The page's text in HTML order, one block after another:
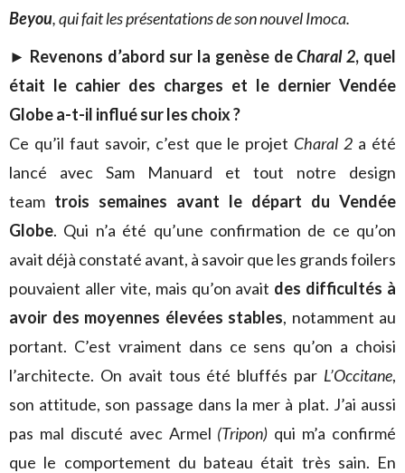
Beyou, qui fait les présentations de son nouvel Imoca.
► Revenons d’abord sur la genèse deCharal 2, quel
était le cahier des charges et le dernier Vendée
Globe a-t-il influé sur les choix ?
Ce qu’il faut savoir, c’est que le projet Charal 2 a été
lancé avec Sam Manuard et tout notre design
team trois semaines avant le départ du Vendée
Globe. Qui n’a été qu’une confirmation de ce qu’on
avait déjà constaté avant, à savoir que les grands foilers
pouvaient aller vite, mais qu’on avait des difficultés à
avoir des moyennes élevées stables, notamment au
portant. C’est vraiment dans ce sens qu’on a choisi
l’architecte. On avait tous été bluffés par L’Occitane,
son attitude, son passage dans la mer à plat. J’ai aussi
pas mal discuté avec Armel (Tripon) qui m’a confirmé
que le comportement du bateau était très sain. En